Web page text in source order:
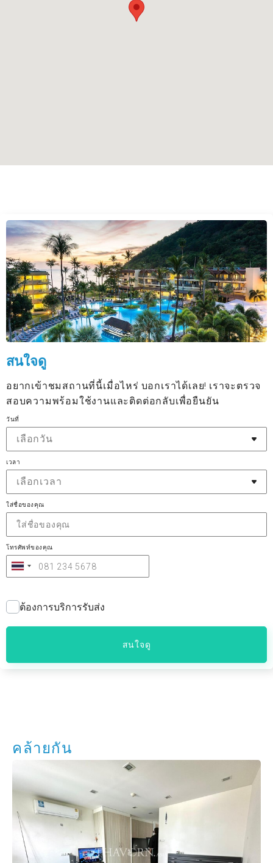
สนใจดู
อยากเข้าชมสถานที่นี้เมื่อไหร่ บอกเราได้เลย! เราจะตรวจ
สอบความพร้อมใช้งานและติดต่อกลับเพื่อยืนยัน
วันที่
เลือกวัน
เวลา
เลือกเวลา
ใส่ชื่อของคุณ
โทรศัพท์ของคุณ
ต้องการบริการรับส่ง
สนใจดู
คล้ายกัน